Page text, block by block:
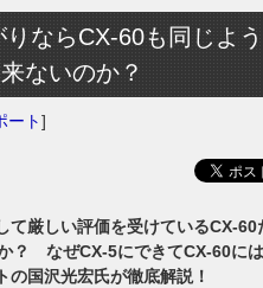
ならCX-60も同じよ
ないのか？
ート]
て厳しい評価を受けているCX-60
？ なぜCX-5にできてCX-60に
国沢光宏氏が徹底解説！